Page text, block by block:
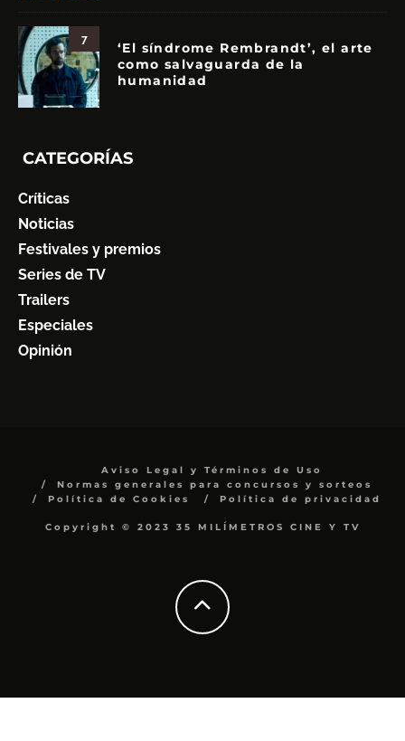
7
‘El síndrome Rembrandt’, el arte
como salvaguarda de la
humanidad
CATEGORÍAS
Críticas
Noticias
Festivales y premios
Series de TV
Trailers
Especiales
Opinión
Aviso Legal y Términos de Uso
Normas generales para concursos y sorteos
Política de Cookies
Política de privacidad
Copyright © 2023 35 MILÍMETROS CINE Y TV